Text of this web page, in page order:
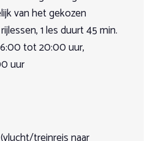
van 3 ruiters.
2026
30 31 1 2
van het gekozen
1 les duurt 45 min.
tot 20:00 uur,
uur